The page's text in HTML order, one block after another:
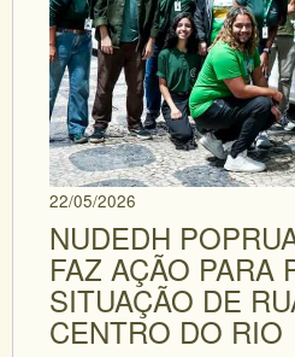
22/05/2026
NUDEDH
FAZ AÇÃO PARA
SITUAÇÃO DE
CENTRO DO RIO